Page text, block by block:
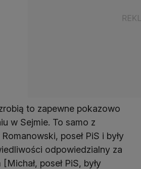
to zapewne pokazowo
w Sejmie. To samo z
poseł PiS i były
odpowiedzialny za
poseł PiS, były